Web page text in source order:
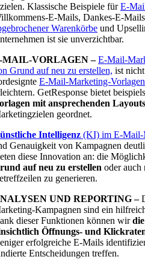
Klassische Beispiele fürE-
E-Mails, Dankes-E-
Warenkörbe und
ist sie unverzichtbar.
MAIL-VORLAGEN –E-Mail-
Grund auf neu zu erstellen, ist
E-Mail-Marketing-Vorlagen
GetResponse bietet
mit ansprechenden Layouts
geordnet.
Intelligenz (KI) im E-Mail-
Genauigkeit von Kampagnen
diese Innovation an: die
auf neu zu erstellen oder auch
zu generieren.
UND REPORTING –
Kampagnen sind ein
dieser Funktionen können wir
Öffnungs- und Klickraten
erfolgreiche E-Mails
Entscheidungen treffen.